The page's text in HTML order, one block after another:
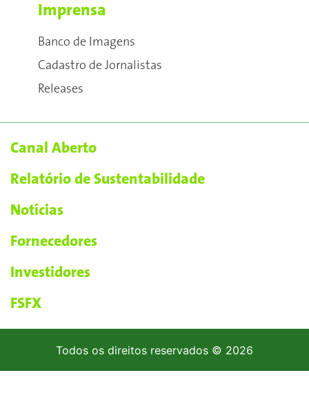
Imprensa
Banco de Imagens
Cadastro de Jornalistas
Releases
Canal Aberto
Relatório de Sustentabilidade
Notícias
Fornecedores
Investidores
FSFX
Todos os direitos reservados © 2026